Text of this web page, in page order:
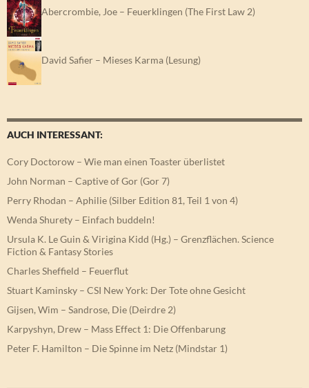
Abercrombie, Joe – Feuerklingen (The First Law 2)
David Safier – Mieses Karma (Lesung)
AUCH INTERESSANT:
Cory Doctorow – Wie man einen Toaster überlistet
John Norman – Captive of Gor (Gor 7)
Perry Rhodan – Aphilie (Silber Edition 81, Teil 1 von 4)
Wenda Shurety – Einfach buddeln!
Ursula K. Le Guin & Virigina Kidd (Hg.) – Grenzflächen. Science
Fiction & Fantasy Stories
Charles Sheffield – Feuerflut
Stuart Kaminsky – CSI New York: Der Tote ohne Gesicht
Gijsen, Wim – Sandrose, Die (Deirdre 2)
Karpyshyn, Drew – Mass Effect 1: Die Offenbarung
Peter F. Hamilton – Die Spinne im Netz (Mindstar 1)